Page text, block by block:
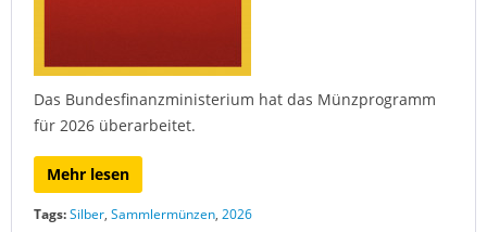
Das Bundesfinanzministerium hat das Münzprogramm
für 2026 überarbeitet.
Mehr lesen
Tags:Silber, Sammlermünzen, 2026